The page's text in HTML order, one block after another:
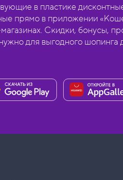
в пластике
прямо в приложении
Скидки, бонусы,
для выгодного шопинга